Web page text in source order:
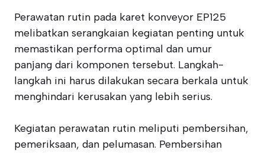
Perawatan rutin pada karet konveyor EP125
melibatkan serangkaian kegiatan penting untuk
memastikan performa optimal dan umur
panjang dari komponen tersebut. Langkah-
langkah ini harus dilakukan secara berkala untuk
menghindari kerusakan yang lebih serius.
Kegiatan perawatan rutin meliputi pembersihan,
pemeriksaan, dan pelumasan. Pembersihan